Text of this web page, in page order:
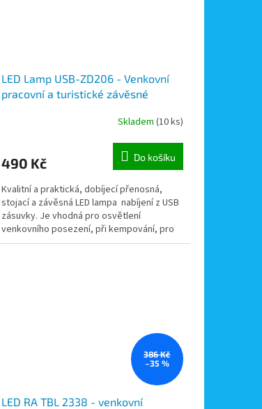
LED Lamp USB-ZD206 - Venkovní
pracovní a turistické závěsné
Skladem (10 ks)
490 Kč Do košíku
Kvalitní a praktická, dobíjecí přenosná,
stojací a závěsná LED lampa nabíjení z USB
zásuvky. Je vhodná pro osvětlení
venkovního posezení, při kempování, pro
dekoraci...
386 Kč
–35 %
LED RA TBL 2338 - venkovní